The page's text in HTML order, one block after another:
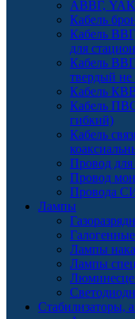
АВВГ,
Кабель
Кабель
для
Кабель
твердый
Кабель
Кабель
гибкий)
Кабель
Провод
Провод
Провода
Лампы
Лампы
Лампы
Стабилизаторы,